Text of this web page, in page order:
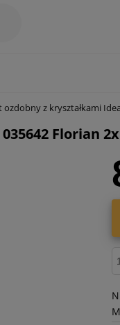
z kryształkami Ideal Lux
Florian